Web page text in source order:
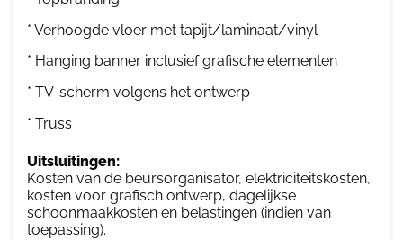
* Verhoogde vloer met tapijt/laminaat/vinyl
* Hanging banner inclusief grafische elementen
* TV-scherm volgens het ontwerp
* Truss
Uitsluitingen:
Kosten van de beursorganisator, elektriciteitskosten,
kosten voor grafisch ontwerp, dagelijkse
schoonmaakkosten en belastingen (indien van
toepassing).